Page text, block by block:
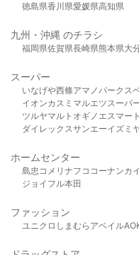
徳島県香川県愛媛県高知県
九州・沖縄 のチラシ
福岡県佐賀県長崎県熊本県大
スーパー
いなげや西條アマノパークス
イオンカスミ マルエツスーパ
ツルヤマルト オギノ エスマート
ダイレックスサンエーイズミ
ホームセンター
島忠 コメリ ナフコ コーナンカ
ジョイフル本田
ファッション
ユニクロ しまむら アベイル